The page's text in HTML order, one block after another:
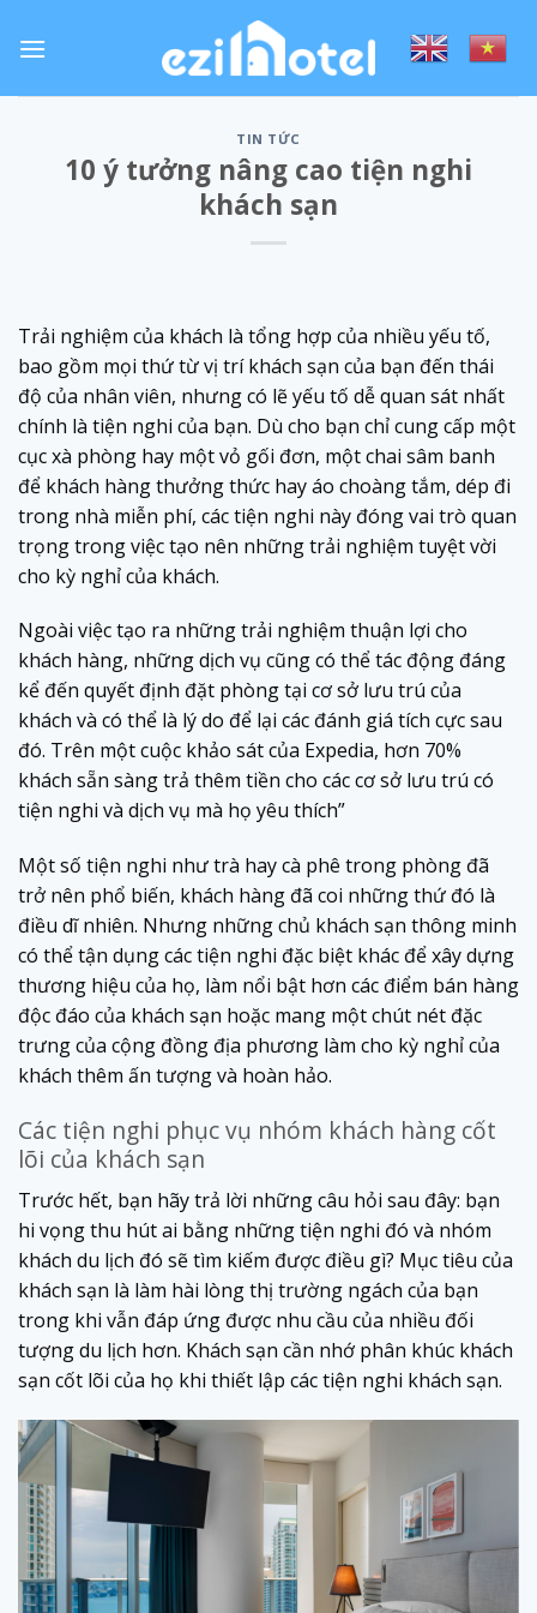
TIN TỨC
10 ý tưởng nâng cao tiện nghi
khách sạn
Trải nghiệm của khách là tổng hợp của nhiều yếu tố,
bao gồm mọi thứ từ vị trí khách sạn của bạn đến thái
độ của nhân viên, nhưng có lẽ yếu tố dễ quan sát nhất
chính là tiện nghi của bạn. Dù cho bạn chỉ cung cấp một
cục xà phòng hay một vỏ gối đơn, một chai sâm banh
để khách hàng thưởng thức hay áo choàng tắm, dép đi
trong nhà miễn phí, các tiện nghi này đóng vai trò quan
trọng trong việc tạo nên những trải nghiệm tuyệt vời
cho kỳ nghỉ của khách.
Ngoài việc tạo ra những trải nghiệm thuận lợi cho
khách hàng, những dịch vụ cũng có thể tác động đáng
kể đến quyết định đặt phòng tại cơ sở lưu trú của
khách và có thể là lý do để lại các đánh giá tích cực sau
đó. Trên một cuộc khảo sát của Expedia, hơn 70%
khách sẵn sàng trả thêm tiền cho các cơ sở lưu trú có
tiện nghi và dịch vụ mà họ yêu thích”
Một số tiện nghi như trà hay cà phê trong phòng đã
trở nên phổ biến, khách hàng đã coi những thứ đó là
điều dĩ nhiên. Nhưng những chủ khách sạn thông minh
có thể tận dụng các tiện nghi đặc biệt khác để xây dựng
thương hiệu của họ, làm nổi bật hơn các điểm bán hàng
độc đáo của khách sạn hoặc mang một chút nét đặc
trưng của cộng đồng địa phương làm cho kỳ nghỉ của
khách thêm ấn tượng và hoàn hảo.
Các tiện nghi phục vụ nhóm khách hàng cốt
lõi của khách sạn
Trước hết, bạn hãy trả lời những câu hỏi sau đây: bạn
hi vọng thu hút ai bằng những tiện nghi đó và nhóm
khách du lịch đó sẽ tìm kiếm được điều gì? Mục tiêu của
khách sạn là làm hài lòng thị trường ngách của bạn
trong khi vẫn đáp ứng được nhu cầu của nhiều đối
tượng du lịch hơn. Khách sạn cần nhớ phân khúc khách
sạn cốt lõi của họ khi thiết lập các tiện nghi khách sạn.